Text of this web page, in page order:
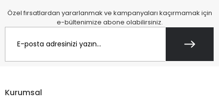
Özel fırsatlardan yararlanmak ve kampanyaları kaçırmamak için
e-bültenimize abone olabilirsiniz.
Kurumsal